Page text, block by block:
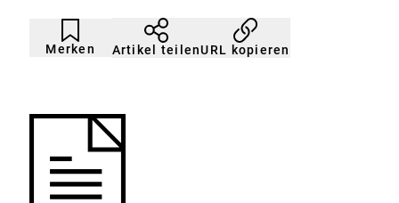
Merken
Artikel
nicht
gemerkt
Durch
Klicken
der
Artikel teilenURL kopieren